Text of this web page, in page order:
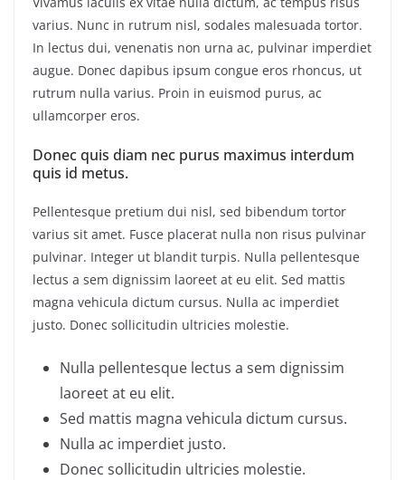
varius. Nunc in rutrum nisl, sodales malesuada tortor.
In lectus dui, venenatis non urna ac, pulvinar imperdiet
augue. Donec dapibus ipsum congue eros rhoncus, ut
rutrum nulla varius. Proin in euismod purus, ac
ullamcorper eros.
Donec quis diam nec purus maximus interdum
quis id metus.
Pellentesque pretium dui nisl, sed bibendum tortor
varius sit amet. Fusce placerat nulla non risus pulvinar
pulvinar. Integer ut blandit turpis. Nulla pellentesque
lectus a sem dignissim laoreet at eu elit. Sed mattis
magna vehicula dictum cursus. Nulla ac imperdiet
justo. Donec sollicitudin ultricies molestie.
Nulla pellentesque lectus a sem dignissim
laoreet at eu elit.
Sed mattis magna vehicula dictum cursus.
Nulla ac imperdiet justo.
Donec sollicitudin ultricies molestie.